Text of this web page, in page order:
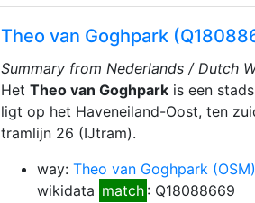
Theo van Goghpark
Summary from Nederlands / Dutch
Het Theo van Goghpark is een
ligt op het Haveneiland-Oost, ten
tramlijn 26 (IJtram).
way: Theo van Goghpark (OSM)
wikidata match : Q18088669